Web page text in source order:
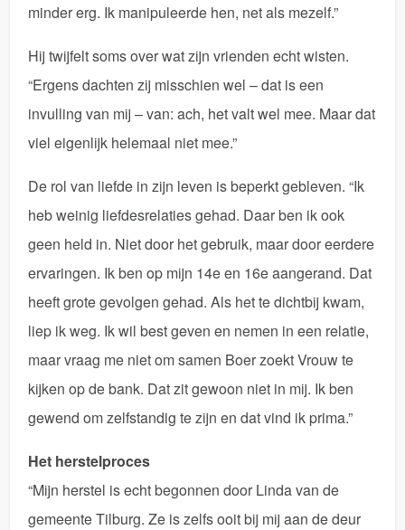
minder erg. Ik manipuleerde hen, net als mezelf.”
Hij twijfelt soms over wat zijn vrienden echt wisten.
“Ergens dachten zij misschien wel – dat is een
invulling van mij – van: ach, het valt wel mee. Maar dat
viel eigenlijk helemaal niet mee.”
De rol van liefde in zijn leven is beperkt gebleven. “Ik
heb weinig liefdesrelaties gehad. Daar ben ik ook
geen held in. Niet door het gebruik, maar door eerdere
ervaringen. Ik ben op mijn 14e en 16e aangerand. Dat
heeft grote gevolgen gehad. Als het te dichtbij kwam,
liep ik weg. Ik wil best geven en nemen in een relatie,
maar vraag me niet om samen Boer zoekt Vrouw te
kijken op de bank. Dat zit gewoon niet in mij. Ik ben
gewend om zelfstandig te zijn en dat vind ik prima.”
Het herstelproces
“Mijn herstel is echt begonnen door Linda van de
gemeente Tilburg. Ze is zelfs ooit bij mij aan de deur